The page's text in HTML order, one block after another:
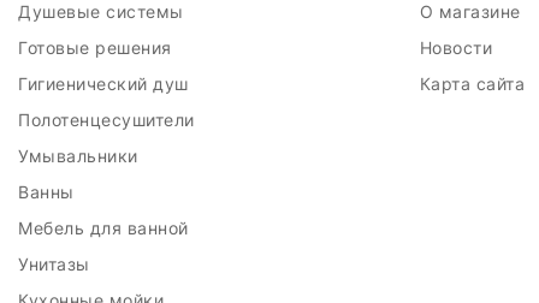
Душевые системы
Готовые решения
Гигиенический душ
Полотенцесушители
Умывальники
Ванны
Мебель для ванной
Унитазы
О магазине
Новости
Карта сайта